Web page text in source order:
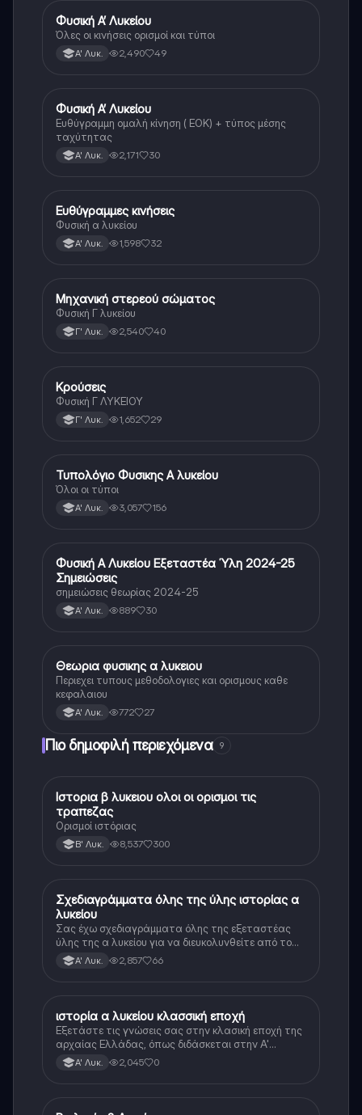
Φυσική
Φυσική Α’ Λυκείου
Όλες οι κινήσεις ορισμοί και τύποι
Α' Λυκ. 2,490 49
Φυσική
Φυσική Α’ Λυκείου
Ευθύγραμμη ομαλή κίνηση ( ΕΟΚ) + τύπος μέσης
ταχύτητας
Α' Λυκ. 2,171 30
Φυσική
Ευθύγραμμες κινήσεις
Φυσική α λυκείου
Α' Λυκ. 1,598 32
Φυσική
Μηχανική στερεού σώματος
Φυσική Γ λυκείου
Γ' Λυκ. 2,540 40
Φυσική
Κρούσεις
Φυσική Γ ΛΥΚΕΙΟΥ
Γ' Λυκ. 1,652 29
Φυσική
Τυπολόγιο Φυσικης Α λυκείου
Όλοι οι τύποι
Α' Λυκ. 3,057 156
Φυσική
Φυσική Α Λυκείου Εξεταστέα Ύλη 2024-25
Σημειώσεις
σημειώσεις θεωρίας 2024-25
Α' Λυκ. 889 30
Φυσική
Θεωρια φυσικης α λυκειου
Περιεχει τυπους μεθοδολογιες και ορισμους καθε
κεφαλαιου
Α' Λυκ. 772 27
Πιο δημοφιλή περιεχόμενα 9
Ιστορία
Ιστορια β λυκειου ολοι οι ορισμοι τις
τραπεζας
Ορισμοί ιστόριας
Β' Λυκ. 8,537 300
Ιστορία
Σχεδιαγράμματα όλης της ύλης ιστορίας α
λυκείου
Σας έχω σχεδιαγράμματα όλης της εξεταστέας
ύλης της α λυκείου για να διευκολυνθείτε από το
τεράστιο βάρος του βιβλίου
Α' Λυκ. 2,857 66
Ιστορία
ιστορία α λυκείου κλασσική εποχή
Εξετάστε τις γνώσεις σας στην κλασική εποχή της
αρχαίας Ελλάδας, όπως διδάσκεται στην Α'
Λυκείου.
Α' Λυκ. 2,045 0